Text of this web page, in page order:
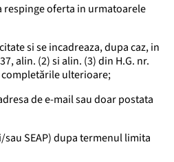
oferta in urmatoarele
si se incadreaza, dupa caz, in
alin. (2) si alin. (3) din H.G. nr.
ulterioare;
de e-mail sau doar postata
SEAP) dupa termenul limita